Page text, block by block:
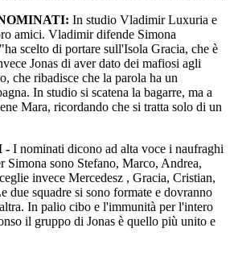
In studio Vladimir Luxuria e
amici. Vladimir difende Simona
scelto di portare sull'Isola Gracia, che è
Jonas di aver dato dei mafiosi agli
che ribadisce che la parola ha un
In studio si scatena la bagarre, ma a
Mara, ricordando che si tratta solo di un
- I nominati dicono ad alta voce i naufraghi
Simona sono Stefano, Marco, Andrea,
invece Mercedesz , Gracia, Cristian,
due squadre si sono formate e dovranno
In palio cibo e l'immunità per l'intero
il gruppo di Jonas è quello più unito e